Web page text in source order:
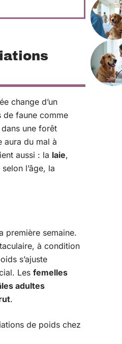
change d’un
de faune comme
une forêt
aura du mal à
aussi : la laie,
l’âge, la
première semaine.
à condition
s’ajuste
Les femelles
adultes
.
de poids chez